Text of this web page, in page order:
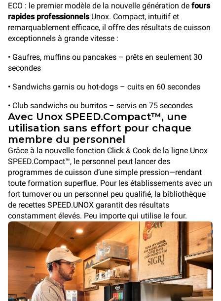
ECO : le premier modèle de la nouvelle génération de fours
rapides professionnelsUnox. Compact, intuitif et
remarquablement efficace, il offre des résultats de cuisson
exceptionnels à grande vitesse :
• Gaufres, muffins ou pancakes – prêts en seulement 30
secondes
• Sandwichs garnis ou hot-dogs – cuits en 60 secondes
• Club sandwichs ou burritos – servis en 75 secondes
Avec Unox SPEED.Compact™, une
utilisation sans effort pour chaque
membre du personnel
Grâce à la nouvelle fonction Click & Cook de la ligne Unox
SPEED.Compact™, le personnel peut lancer des
programmes de cuisson d’une simple pression—rendant
toute formation superflue. Pour les établissements avec un
fort turnover ou un personnel peu qualifié, la bibliothèque
de recettes SPEED.UNOX garantit des résultats
constamment élevés. Peu importe qui utilise le four.